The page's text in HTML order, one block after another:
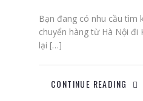
Bạn đang có nhu cầu tìm
chuyển hàng từ Hà Nội đi
lại […]
CONTINUE READING